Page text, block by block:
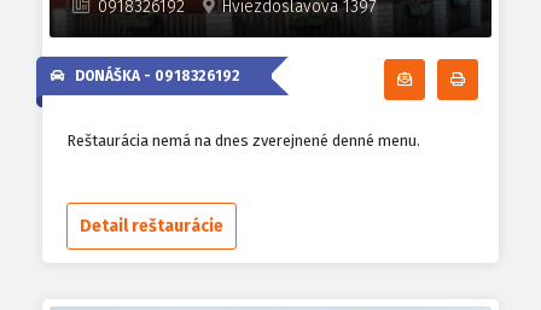
0918326192 Hviezdoslavova 1397
Odoberať
DONÁŠKA - 0918326192
Reštaurácia nemá na dnes zverejnené denné menu.
Detail reštaurácie